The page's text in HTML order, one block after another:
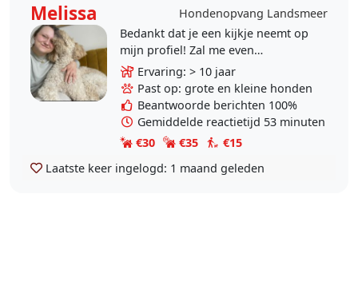
Melissa
Hondenopvang Landsmeer
Bedankt dat je een kijkje neemt op
mijn profiel! Zal me even
voorstellen: Ik ben Melissa 28 jaar
en woon in een eengezinswoning
in landsmeer met..
Ervaring: > 10 jaar
Past op: grote en kleine honden
Beantwoorde berichten 100%
Gemiddelde reactietijd 53 minuten
€30
€35
€15
Laatste keer ingelogd: 1 maand geleden